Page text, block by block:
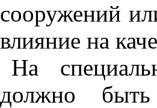
сооружений
влияние на
На
должно